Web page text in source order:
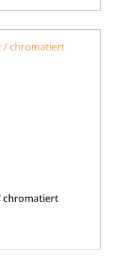
chromatiert